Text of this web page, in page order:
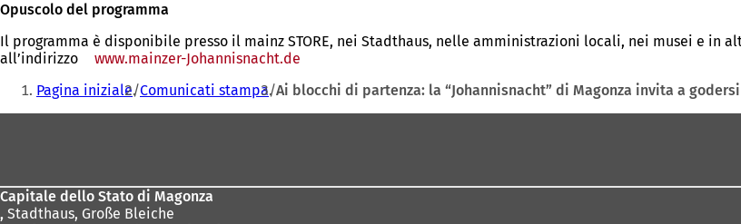
Opuscolo del programma
Il programma è disponibile presso il mainz STORE, nei Stadthaus, nelle amministrazioni locali, nei musei e in
all’indirizzo
www.mainzer-Johannisnacht.de
in
una
Siete
qui:
Pagina iniziale Comunicati stampa Ai blocchi di partenza: la “Johannisnacht” di Magonza invita a
Capitale dello Stato di Magonza
, Stadthaus, Große Bleiche